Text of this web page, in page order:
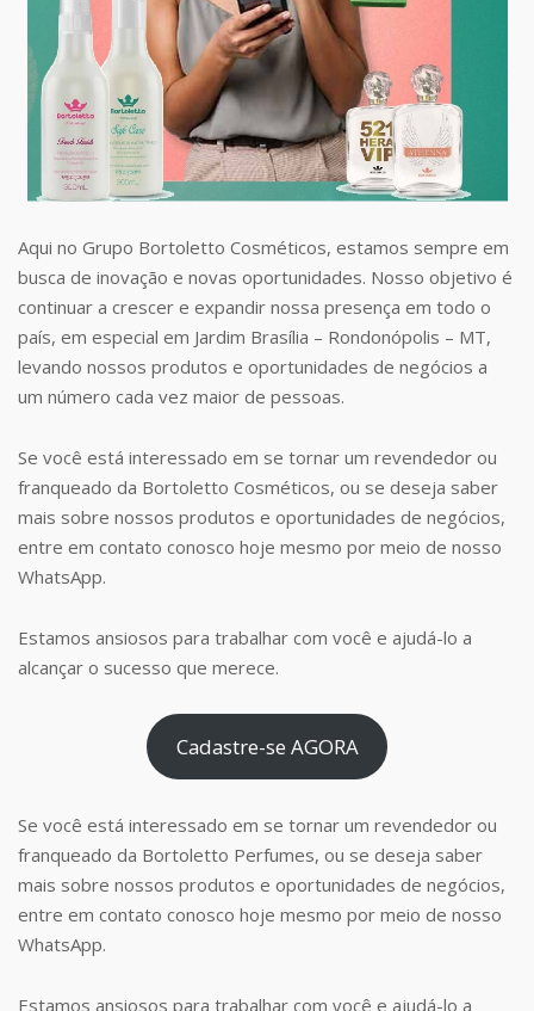
Aqui no Grupo Bortoletto Cosméticos, estamos sempre em
busca de inovação e novas oportunidades. Nosso objetivo é
continuar a crescer e expandir nossa presença em todo o
país, em especial em Jardim Brasília – Rondonópolis – MT,
levando nossos produtos e oportunidades de negócios a
um número cada vez maior de pessoas.
Se você está interessado em se tornar um revendedor ou
franqueado da Bortoletto Cosméticos, ou se deseja saber
mais sobre nossos produtos e oportunidades de negócios,
entre em contato conosco hoje mesmo por meio de nosso
WhatsApp.
Estamos ansiosos para trabalhar com você e ajudá-lo a
alcançar o sucesso que merece.
Cadastre-se AGORA
Se você está interessado em se tornar um revendedor ou
franqueado da Bortoletto Perfumes, ou se deseja saber
mais sobre nossos produtos e oportunidades de negócios,
entre em contato conosco hoje mesmo por meio de nosso
WhatsApp.
Estamos ansiosos para trabalhar com você e ajudá-lo a